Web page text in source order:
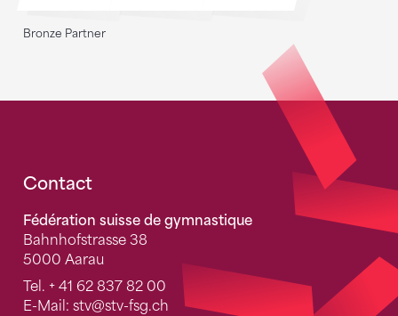
Bronze Partner
Fusszeile
Contact
Fédération suisse de gymnastique
Bahnhofstrasse 38
5000 Aarau
Tel. + 41 62 837 82 00
E-Mail: stv@stv-fsg.ch